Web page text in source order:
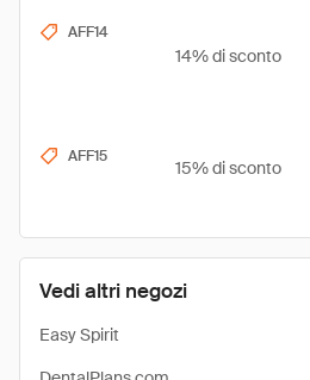
Vedi altri negozi
Easy Spirit
AFF14
14% di sconto
AFF15
15% di sconto